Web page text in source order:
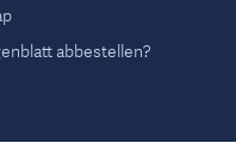
abbestellen?